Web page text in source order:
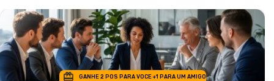
GANHE 2 POS PARA VOCE +1 PARA UM AMIGO